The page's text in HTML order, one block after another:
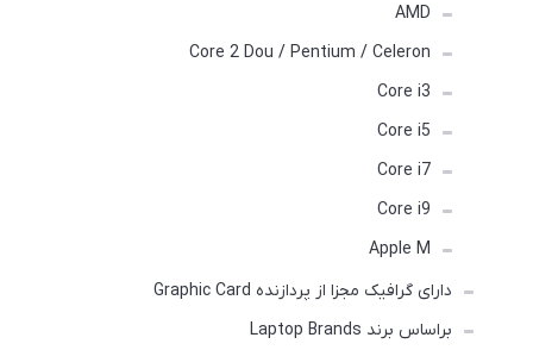
AMD
Core 2 Dou / Pentium / Celeron
Core i3
Core i5
Core i7
Core i9
Apple M
دارای گرافیک مجزا از پردازنده Graphic Card
براساس برند Laptop Brands